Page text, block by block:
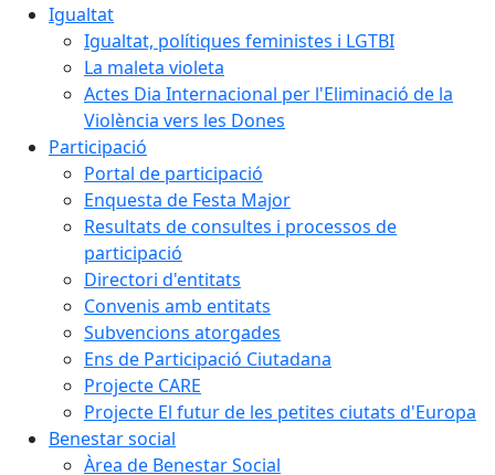
Igualtat
Igualtat, polítiques feministes i LGTBI
La maleta violeta
Actes Dia Internacional per l'Eliminació de la
Violència vers les Dones
Participació
Portal de participació
Enquesta de Festa Major
Resultats de consultes i processos de
participació
Directori d'entitats
Convenis amb entitats
Subvencions atorgades
Ens de Participació Ciutadana
Projecte CARE
Projecte El futur de les petites ciutats d'Europa
Benestar social
Àrea de Benestar Social